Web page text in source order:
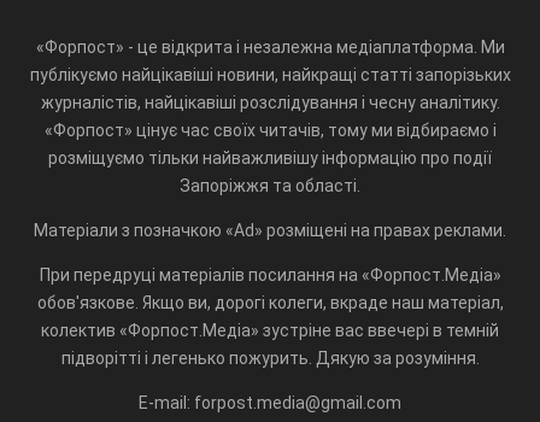
«Форпост» - це відкрита і незалежна медіаплатформа. Ми
публікуємо найцікавіші новини, найкращі статті запорізьких
журналістів, найцікавіші розслідування і чесну аналітику.
«Форпост» цінує час своїх читачів, тому ми відбираємо і
розміщуємо тільки найважливішу інформацію про події
Запоріжжя та області.
Матеріали з позначкою «Ad» розміщені на правах реклами.
При передруці матеріалів посилання на «Форпост.Медіа»
обов'язкове. Якщо ви, дорогі колеги, вкраде наш матеріал,
колектив «Форпост.Медіа» зустріне вас ввечері в темній
підворітті і легенько пожурить. Дякую за розуміння.
E-mail: forpost.media@gmail.com